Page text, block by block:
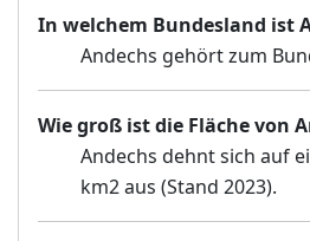
In welchem Bundesland ist
Andechs gehört zum
Wie groß ist die Fläche von
Andechs dehnt sich auf
km2 aus (Stand 2023).